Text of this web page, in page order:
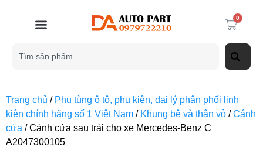
0
Trang chủ / Phụ tùng ô tô, phụ kiện, đại lý phân phối linh
kiện chính hãng số 1 Việt Nam / Khung bệ và thân vỏ /Cánh
cửa / Cánh cửa sau trái cho xe Mercedes-Benz C
A2047300105